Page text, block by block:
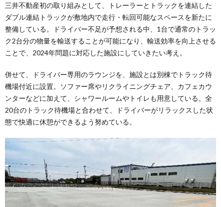
三井不動産初の取り組みとして、トレーラーとトラックを連結した
ダブル連結トラックが敷地内で走行・転回可能なスペースを新たに
整備している。ドライバー不足が予想される中、1台で通常のトラッ
ク2台分の物量を輸送することが可能になり、輸送効率を向上させる
ことで、2024年問題に対応した施設にしていきたい考え。
併せて、ドライバー専用のラウンジを、施設とは別棟でトラック待
機場付近に設置。ソファー席やリクライニングチェア、カフェカウ
ンターなどに加えて、シャワールームやトイレも用意している。全
20台のトラック待機場と合わせて、ドライバーがリラックスした状
態で快適に休憩ができるよう努めている。